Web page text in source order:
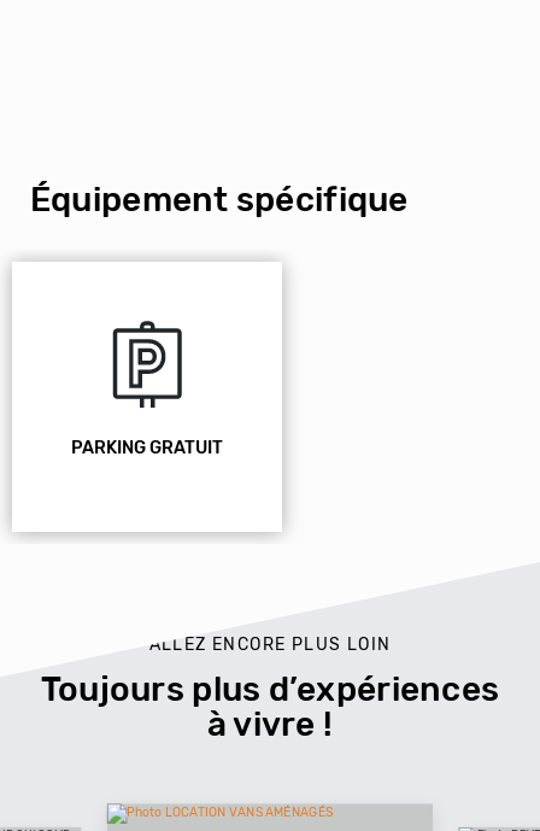
Équipement spécifique
PARKING GRATUIT
ALLEZ ENCORE PLUS LOIN
Toujours plus d’expériences
à vivre !